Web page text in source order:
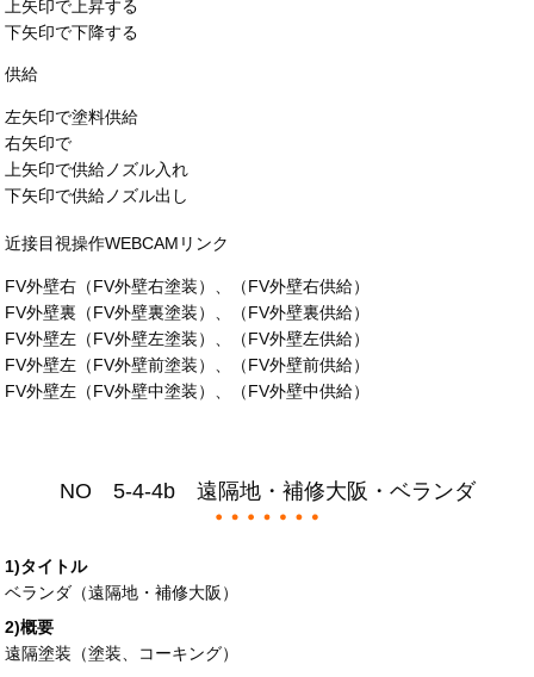
上矢印で上昇する
下矢印で下降する
供給
左矢印で塗料供給
右矢印で
上矢印で供給ノズル入れ
下矢印で供給ノズル出し
近接目視操作WEBCAMリンク
FV外壁右（FV外壁右塗装）、（FV外壁右供給）
FV外壁裏（FV外壁裏塗装）、（FV外壁裏供給）
FV外壁左（FV外壁左塗装）、（FV外壁左供給）
FV外壁左（FV外壁前塗装）、（FV外壁前供給）
FV外壁左（FV外壁中塗装）、（FV外壁中供給）
NO 5-4-4b 遠隔地・補修大阪・ベランダ
1)タイトル
ベランダ（遠隔地・補修大阪）
2)概要
遠隔塗装（塗装、コーキング）